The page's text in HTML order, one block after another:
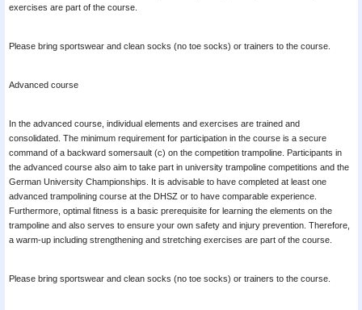
exercises are part of the course.
Please bring sportswear and clean socks (no toe socks) or trainers to the course.
Advanced course
In the advanced course, individual elements and exercises are trained and
consolidated. The minimum requirement for participation in the course is a secure
command of a backward somersault (c) on the competition trampoline. Participants in
the advanced course also aim to take part in university trampoline competitions and the
German University Championships. It is advisable to have completed at least one
advanced trampolining course at the DHSZ or to have comparable experience.
Furthermore, optimal fitness is a basic prerequisite for learning the elements on the
trampoline and also serves to ensure your own safety and injury prevention. Therefore,
a warm-up including strengthening and stretching exercises are part of the course.
Please bring sportswear and clean socks (no toe socks) or trainers to the course.